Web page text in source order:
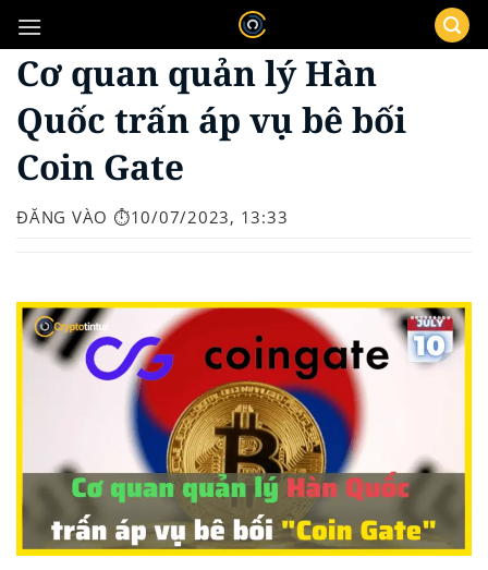
qua
nội
dung
Cơ quan quản lý Hàn
Quốc trấn áp vụ bê bối
Coin Gate
ĐĂNG VÀO ⏱️10/07/2023, 13:33